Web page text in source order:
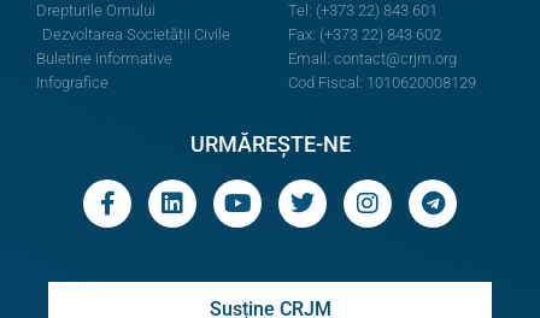
Drepturile Omului
Dezvoltarea Societății Civile
Buletine informative
Infografice
Tel: (+373 22) 843 601
Fax: (+373 22) 843 602
Email: contact@crjm.org
Cod Fiscal: 1010620008129
URMĂREȘTE-NE
Susține CRJM